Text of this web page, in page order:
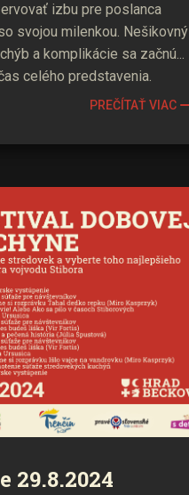
izbu pre poslanca
svojou milenkou. Nešikovný
a komplikácie sa začnú...
celého predstavenia.
PREČÍTAŤ VIAC
29.8.2024